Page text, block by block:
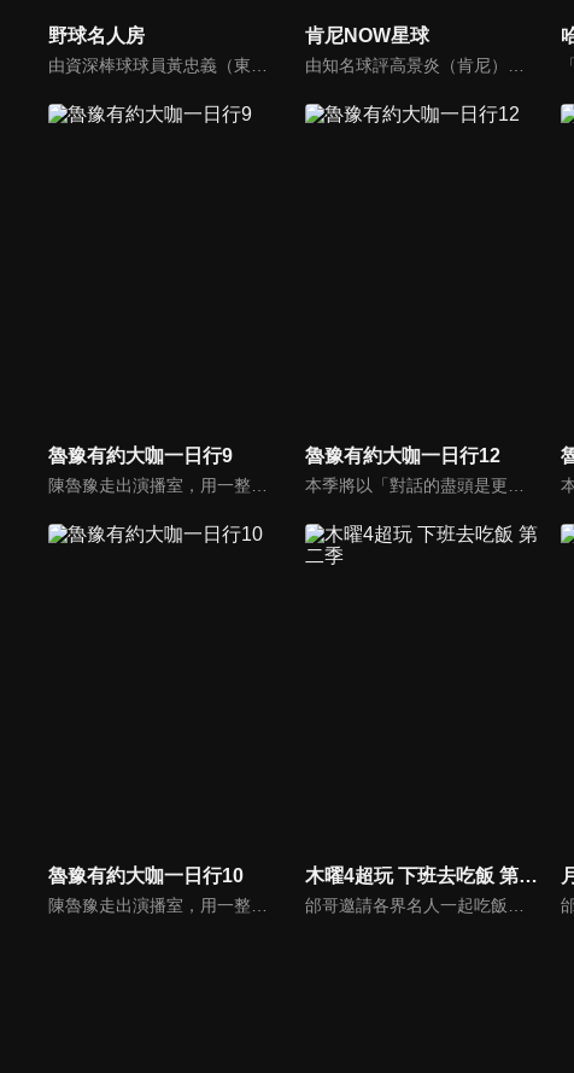
野球名人房 肯尼NOW星球
魯豫有約大咖一日行9 魯豫有約大咖一日行12
魯豫有約大咖一日行10
陳魯豫走出演播室，用一整天的時間， 探訪嘉賓的日常生活，展現大咖們最真實的生活狀態。全程探訪不同領域的頂級明星大咖，帶觀眾來到名人大咖們的身邊，展示他們不為人知的生活背面。
木曜4超玩 下班去吃飯 第二季
邰哥邀請各界名人一起吃飯聊天，與觀眾分享他們的故事。